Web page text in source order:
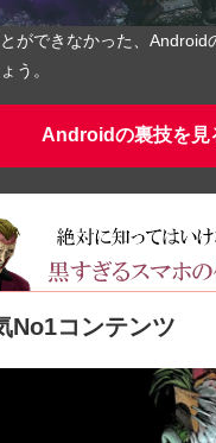
ができなかった、Android
う。
Androidの裏技を見
No1コンテンツ